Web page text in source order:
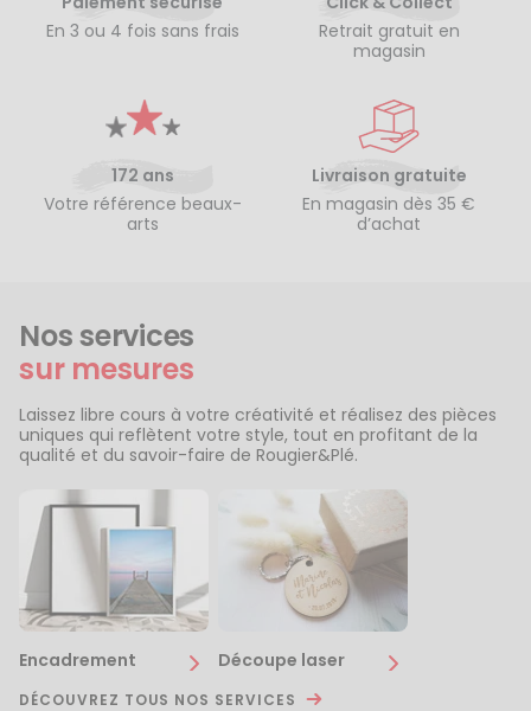
En 3 ou 4 fois sans frais
Retrait gratuit en
magasin
172 ans
Votre référence beaux-
arts
Livraison gratuite
En magasin dès 35 €
d’achat
Nos services
sur mesures
Laissez libre cours à votre créativité et réalisez des pièces
uniques qui reflètent votre style, tout en profitant de la
qualité et du savoir-faire de Rougier&Plé.
Encadrement Découpe laser
DÉCOUVREZ TOUS NOS SERVICES